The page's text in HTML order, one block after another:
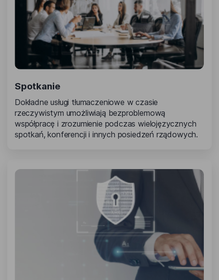
Spotkanie
Dokładne usługi tłumaczeniowe w czasie
rzeczywistym umożliwiają bezproblemową
współpracę i zrozumienie podczas wielojęzycznych
spotkań, konferencji i innych posiedzeń rządowych.